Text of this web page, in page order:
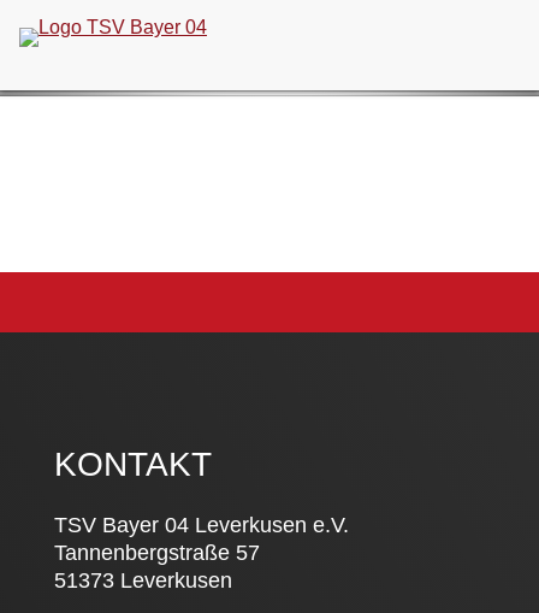
überspringen
KONTAKT
TSV Bayer 04 Leverkusen e.V.
Tannenbergstraße 57
51373 Leverkusen